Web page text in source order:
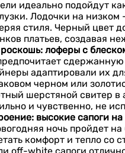
идеально подойдут
Лодочки на низком
стиля. Черный цвет
платьев, создавая
лоферы с
адаптировали их
черном или
шерстяной свитер в
и чувственно, не
высокие сапоги
ночь пройдет
комфорт и тепло со